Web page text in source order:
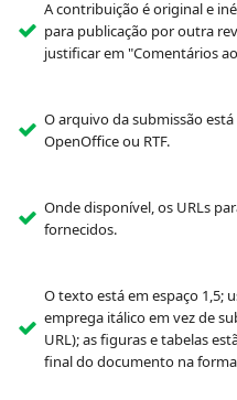
A contribuição é original e
para publicação por outra
justificar em "Comentários
O arquivo da submissão
OpenOffice ou RTF.
Onde disponível, os URLs
fornecidos.
O texto está em espaço 1,5;
emprega itálico em vez de
URL); as figuras e tabelas
final do documento na